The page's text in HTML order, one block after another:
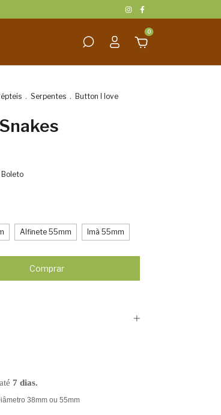
0
. Serpentes . Button I love
Alfinete 55mm Imã 55mm
7 dias.
38mm ou 55mm